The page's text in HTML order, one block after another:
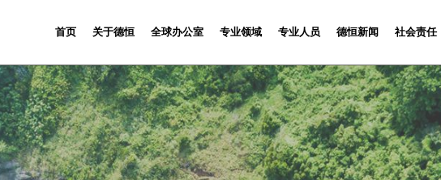
首页 关于德恒 全球办公室 专业领域 专业人员 德恒新闻 社会责任